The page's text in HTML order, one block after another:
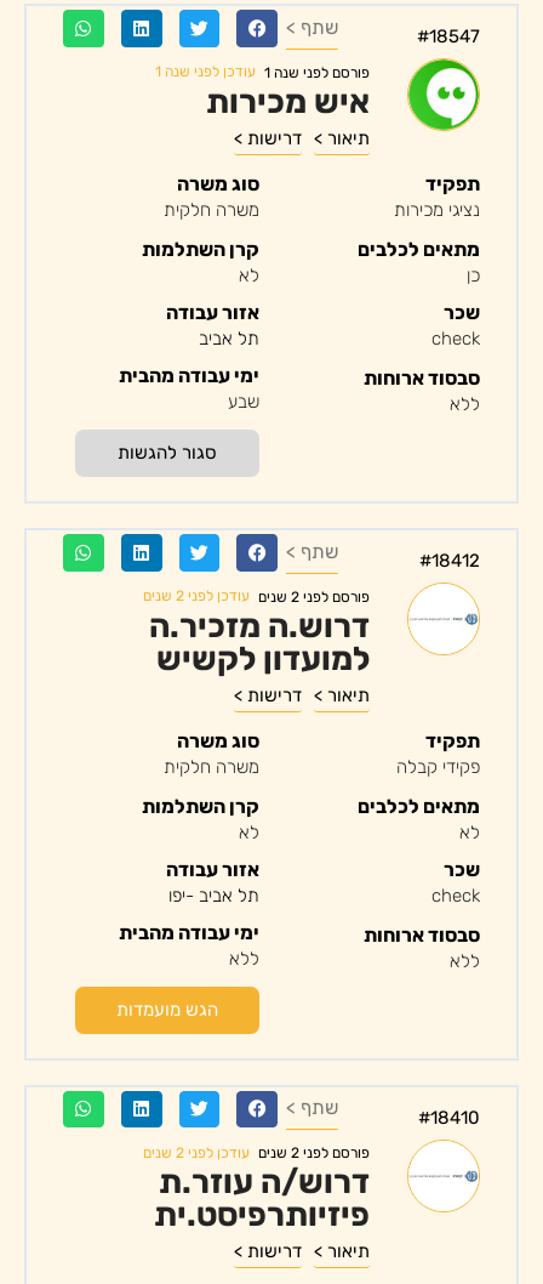
#18547 שתף >
פורסם לפני שנה 1 עודכן לפני שנה 1
איש מכירות
תיאור > דרישות >
תפקיד
נציגי מכירות
מתאים לכלבים
כן
סוג משרה
משרה חלקית
קרן השתלמות
לא
שכר
check
סבסוד ארוחות
ללא
אזור עבודה
תל אביב
ימי עבודה מהבית
שבע
סגור להגשות
#18412 שתף >
פורסם לפני 2 שנים עודכן לפני 2 שנים
דרוש.ה מזכיר.ה
למועדון לקשיש
תיאור > דרישות >
תפקיד
פקידי קבלה
מתאים לכלבים
לא
סוג משרה
משרה חלקית
קרן השתלמות
לא
שכר
check
סבסוד ארוחות
ללא
אזור עבודה
תל אביב -יפו
ימי עבודה מהבית
ללא
הגש מועמדות
#18410 שתף >
פורסם לפני 2 שנים עודכן לפני 2 שנים
דרוש/ה עוזר.ת
פיזיותרפיסט.ית
תיאור > דרישות >